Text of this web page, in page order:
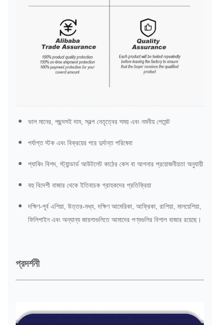
ভাল মানের, পছন্দসই দাম, স্বল্প নেতৃত্বের সময় এবং নমনীয় পেমেন্ট
পর্যাপ্ত স্টক এবং বিক্রয়ের পরে দুর্দান্ত পরিষেবা
প্যাকিং বিশদ, স্ট্যান্ডার্ড আউটলেট কাঠের কেস বা আপনার প্রয়োজনীয়তা অনুযায়ী
বহু বিদেশী বাজার থেকে ইতিবাচক গ্রাহকদের প্রতিক্রিয়া
দক্ষিণ-পূর্ব এশিয়া, উত্তর-মধ্য, দক্ষিণ আমেরিকা, আফ্রিকা, রাশিয়া, মালয়েশিয়া,
ফিলিপাইন এবং অন্যান্য জায়গাগুলিতে আমাদের পণ্যগুলির বিশাল বাজার রয়েছে।
প্রদর্শনী